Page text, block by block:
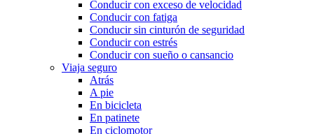
Conducir con exceso de velocidad
Conducir con fatiga
Conducir sin cinturón de seguridad
Conducir con estrés
Conducir con sueño o cansancio
Viaja seguro
Atrás
A pie
En bicicleta
En patinete
En ciclomotor